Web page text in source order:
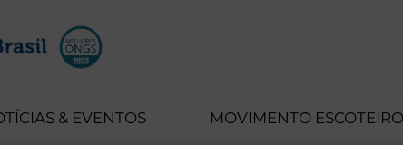
& EVENTOS MOVIMENTO ESCOTEIRO